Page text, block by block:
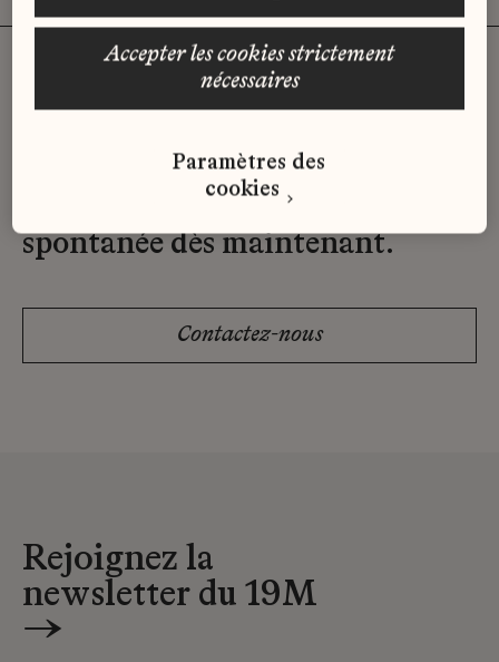
qui correspond à votre profil ?
Envoyez-nous votre candidature
spontanée dès maintenant.
Contactez-nous
Rejoignez la
newsletter du 19M
→
accepter les cookies strictement
nécessaires
Paramètres des
cookies